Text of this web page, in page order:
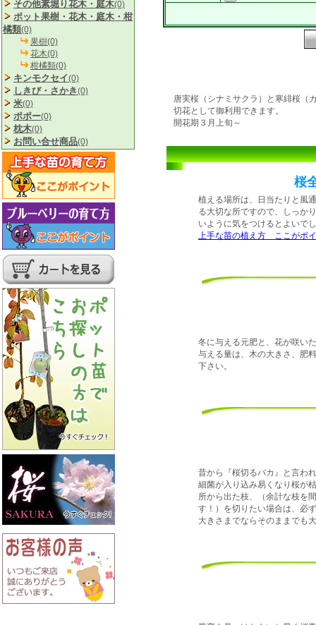
その他素堀り花木・庭木(0)
ポット果樹・花木・庭木・柑
橘類(0)
果樹(0)
花木(0)
柑橘類(0)
キンモクセイ(0)
しきび・さかき(0)
米(0)
ポポー(0)
枕木(0)
お問い合せ商品(0)
唐実桜（シナミサクラ）と寒緋桜（
切花として御利用できます。
開花期３月上旬～
桜
植える場所は、日当たりと風
る大切な所ですので、しっか
いように気をつけるとよいで
上手な苗の植え方 ここがポ
冬に与える元肥と、花が咲い
与える量は、木の大きさ、肥
下さい。
昔から『桜切るバカ』と言わ
細菌が入り込み易くなり桜が
所から出た枝、（余計な枝を
す！）を切りたい場合は、必
大きさまでならそのままでも